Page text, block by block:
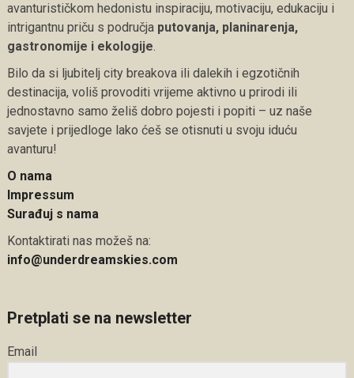
avanturističkom hedonistu inspiraciju, motivaciju, edukaciju i
intrigantnu priču s područja putovanja, planinarenja,
gastronomije i ekologije.
Bilo da si ljubitelj city breakova ili dalekih i egzotičnih
destinacija, voliš provoditi vrijeme aktivno u prirodi ili
jednostavno samo želiš dobro pojesti i popiti – uz naše
savjete i prijedloge lako ćeš se otisnuti u svoju iduću
avanturu!
O nama
Impressum
Surađuj s nama
Kontaktirati nas možeš na:
info@underdreamskies.com
Pretplati se na newsletter
Email